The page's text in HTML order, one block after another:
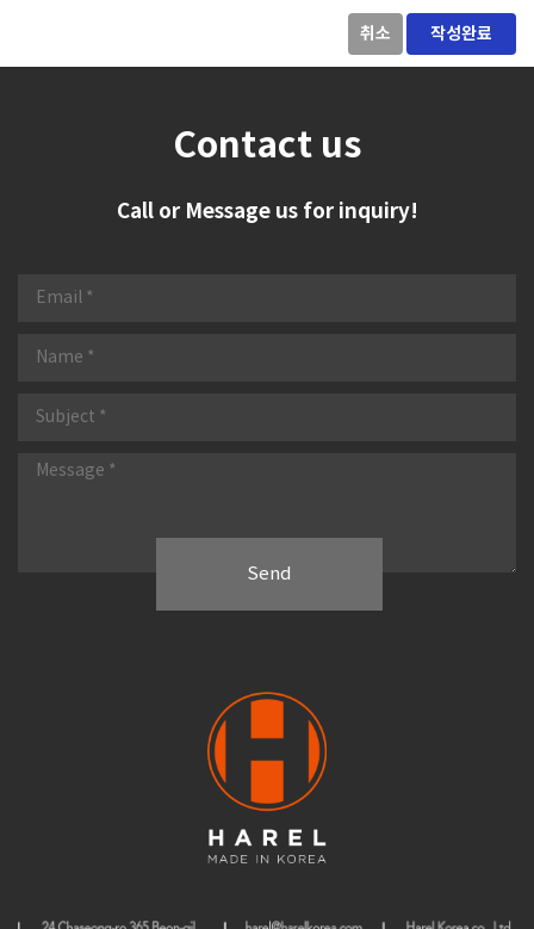
취소
Contact us
Call or Message us for inquiry!